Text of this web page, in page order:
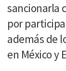
sancionarla
por
además de
en México y